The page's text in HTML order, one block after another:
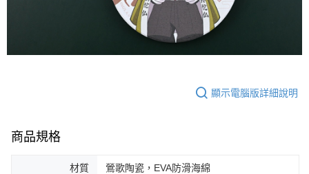
顯示電腦版詳細說明
商品規格
材質 鶯歌陶瓷，EVA防滑海綿